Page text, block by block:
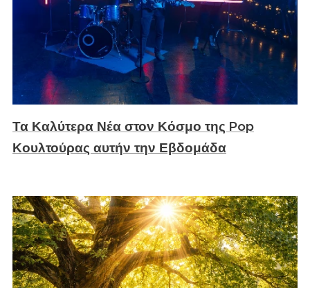
Τα Καλύτερα Νέα στον Κόσμο της Pop
Κουλτούρας αυτήν την Εβδομάδα